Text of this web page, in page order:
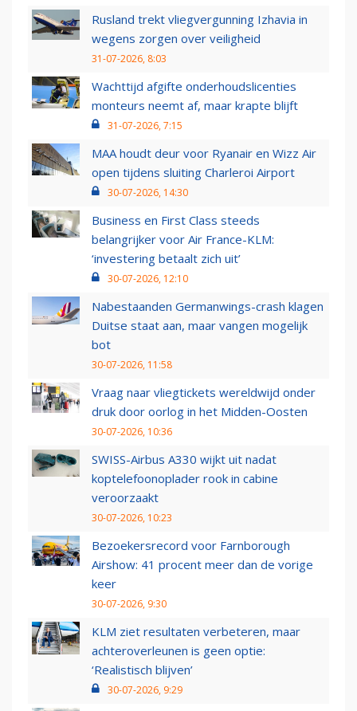
Rusland trekt vliegvergunning Izhavia in
wegens zorgen over veiligheid
31-07-2026, 8:03
Wachttijd afgifte onderhoudslicenties
monteurs neemt af, maar krapte blijft
31-07-2026, 7:15
MAA houdt deur voor Ryanair en Wizz Air
open tijdens sluiting Charleroi Airport
30-07-2026, 14:30
Business en First Class steeds
belangrijker voor Air France-KLM:
‘investering betaalt zich uit’
30-07-2026, 12:10
Nabestaanden Germanwings-crash klagen
Duitse staat aan, maar vangen mogelijk
bot
30-07-2026, 11:58
Vraag naar vliegtickets wereldwijd onder
druk door oorlog in het Midden-Oosten
30-07-2026, 10:36
SWISS-Airbus A330 wijkt uit nadat
koptelefoonoplader rook in cabine
veroorzaakt
30-07-2026, 10:23
Bezoekersrecord voor Farnborough
Airshow: 41 procent meer dan de vorige
keer
30-07-2026, 9:30
KLM ziet resultaten verbeteren, maar
achteroverleunen is geen optie:
‘Realistisch blijven’
30-07-2026, 9:29